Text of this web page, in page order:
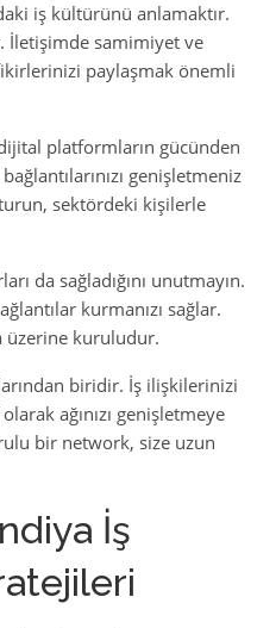
iş kültürünü anlamaktır.
İletişimde samimiyet ve
paylaşmak önemli
platformların gücünden
genişletmeniz
sektördeki kişilerle
da sağladığını unutmayın.
kurmanızı sağlar.
üzerine kuruludur.
biridir. İş ilişkilerinizi
ağınızı genişletmeye
bir network, size uzun
İş